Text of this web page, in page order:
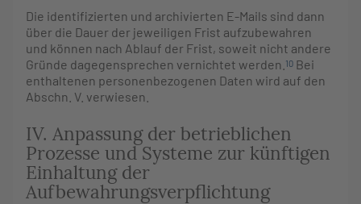
Die identifizierten und archivierten E-Mails sind dann
über die Dauer der jeweiligen Frist aufzubewahren
und können nach Ablauf der Frist, soweit nicht andere
Gründe dagegensprechen vernichtet werden. 10 Bei
enthaltenen personenbezogenen Daten wird auf den
Abschn. V. verwiesen.
IV. Anpassung der betrieblichen
Prozesse und Systeme zur künftigen
Einhaltung der
Aufbewahrungsverpflichtung